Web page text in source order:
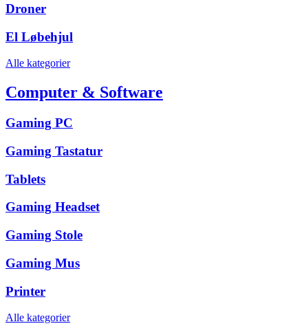
Droner
El Løbehjul
Alle kategorier
Computer & Software
Gaming PC
Gaming Tastatur
Tablets
Gaming Headset
Gaming Stole
Gaming Mus
Printer
Alle kategorier